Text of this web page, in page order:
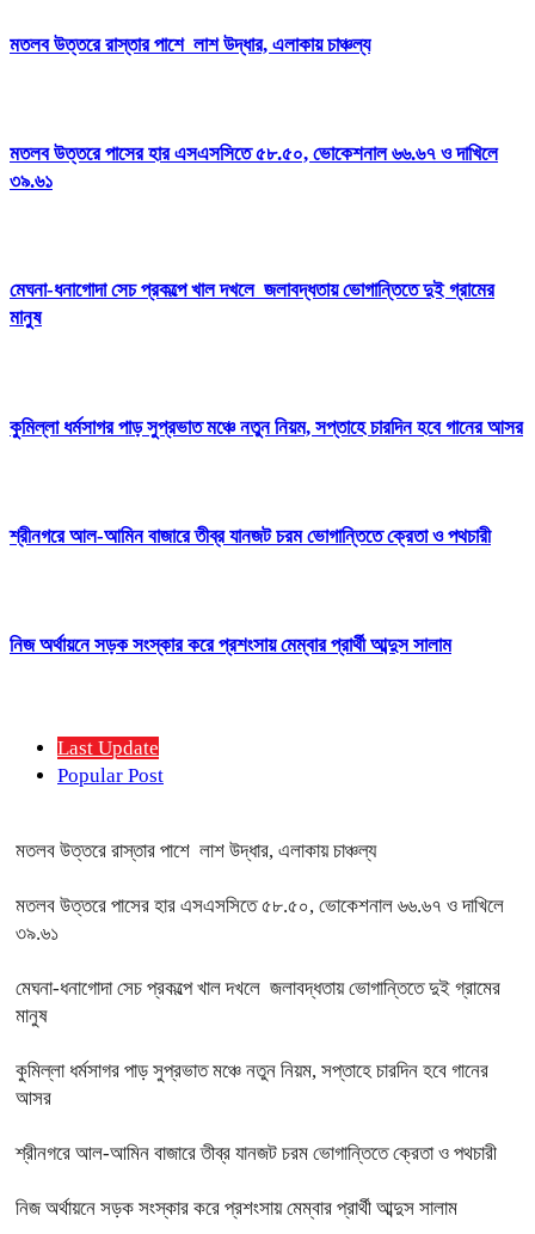
মতলব উত্তরে রাস্তার পাশে লাশ উদ্ধার, এলাকায় চাঞ্চল্য
মতলব উত্তরে পাসের হার এসএসসিতে ৫৮.৫০, ভোকেশনাল ৬৬.৬৭ ও দাখিলে
৩৯.৬১
মেঘনা-ধনাগোদা সেচ প্রকল্পে খাল দখলে জলাবদ্ধতায় ভোগান্তিতে দুই গ্রামের
মানুষ
কুমিল্লা ধর্মসাগর পাড় সুপ্রভাত মঞ্চে নতুন নিয়ম, সপ্তাহে চারদিন হবে গানের আসর
শ্রীনগরে আল-আমিন বাজারে তীব্র যানজট চরম ভোগান্তিতে ক্রেতা ও পথচারী
নিজ অর্থায়নে সড়ক সংস্কার করে প্রশংসায় মেম্বার প্রার্থী আব্দুস সালাম
Last Update
Popular Post
মতলব উত্তরে রাস্তার পাশে লাশ উদ্ধার, এলাকায় চাঞ্চল্য
মতলব উত্তরে পাসের হার এসএসসিতে ৫৮.৫০, ভোকেশনাল ৬৬.৬৭ ও দাখিলে
৩৯.৬১
মেঘনা-ধনাগোদা সেচ প্রকল্পে খাল দখলে জলাবদ্ধতায় ভোগান্তিতে দুই গ্রামের
মানুষ
কুমিল্লা ধর্মসাগর পাড় সুপ্রভাত মঞ্চে নতুন নিয়ম, সপ্তাহে চারদিন হবে গানের
আসর
শ্রীনগরে আল-আমিন বাজারে তীব্র যানজট চরম ভোগান্তিতে ক্রেতা ও পথচারী
নিজ অর্থায়নে সড়ক সংস্কার করে প্রশংসায় মেম্বার প্রার্থী আব্দুস সালাম